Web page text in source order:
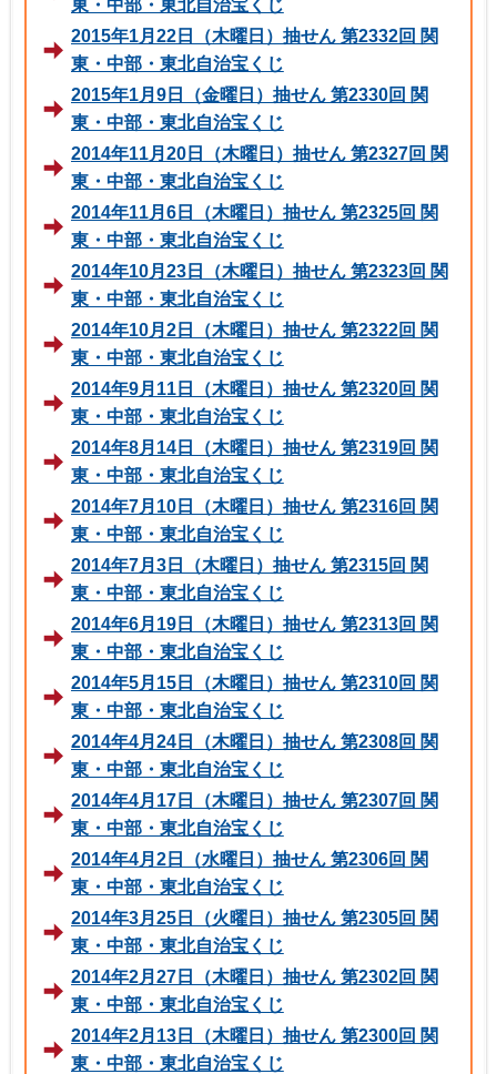
東・中部・東北自治宝くじ
2015年1月22日（木曜日）抽せん 第2332回 関
東・中部・東北自治宝くじ
2015年1月9日（金曜日）抽せん 第2330回 関
東・中部・東北自治宝くじ
2014年11月20日（木曜日）抽せん 第2327回 関
東・中部・東北自治宝くじ
2014年11月6日（木曜日）抽せん 第2325回 関
東・中部・東北自治宝くじ
2014年10月23日（木曜日）抽せん 第2323回 関
東・中部・東北自治宝くじ
2014年10月2日（木曜日）抽せん 第2322回 関
東・中部・東北自治宝くじ
2014年9月11日（木曜日）抽せん 第2320回 関
東・中部・東北自治宝くじ
2014年8月14日（木曜日）抽せん 第2319回 関
東・中部・東北自治宝くじ
2014年7月10日（木曜日）抽せん 第2316回 関
東・中部・東北自治宝くじ
2014年7月3日（木曜日）抽せん 第2315回 関
東・中部・東北自治宝くじ
2014年6月19日（木曜日）抽せん 第2313回 関
東・中部・東北自治宝くじ
2014年5月15日（木曜日）抽せん 第2310回 関
東・中部・東北自治宝くじ
2014年4月24日（木曜日）抽せん 第2308回 関
東・中部・東北自治宝くじ
2014年4月17日（木曜日）抽せん 第2307回 関
東・中部・東北自治宝くじ
2014年4月2日（水曜日）抽せん 第2306回 関
東・中部・東北自治宝くじ
2014年3月25日（火曜日）抽せん 第2305回 関
東・中部・東北自治宝くじ
2014年2月27日（木曜日）抽せん 第2302回 関
東・中部・東北自治宝くじ
2014年2月13日（木曜日）抽せん 第2300回 関
東・中部・東北自治宝くじ